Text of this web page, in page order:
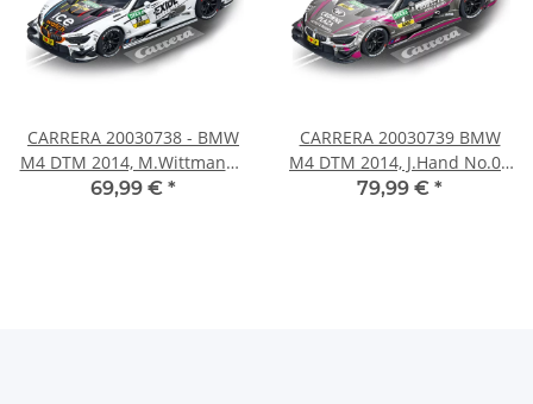
CARRERA 20030738 - BMW
M4 DTM 2014, M.Wittmann -
No.23
69,99 € *
CARRERA 20030739 BMW
M4 DTM 2014, J.Hand No.04
Fahrzeug Digital 132
79,99 € *